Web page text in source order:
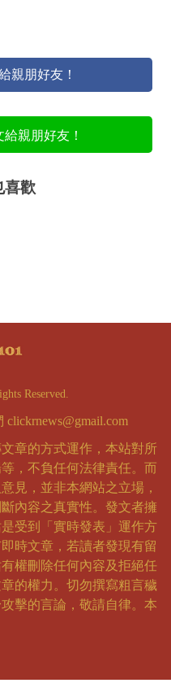
親朋好友！
親朋好友！
喜歡
Reserved.
clickrnews@gmail.com
章的方式運作，本站對所
，不負任何法律責任。而
見，並非本網站之立場，
內容之真實性。發文者擁
受到「實時發表」運作方
時文章，若讀者發現有留
權刪除任何內容及拒絕任
的權力。切勿撰寫粗言穢
擊的言論，敬請自律。本